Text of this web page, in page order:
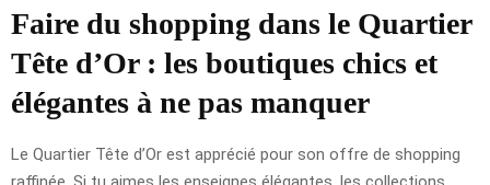
Faire du shopping dans le Quartier
Tête d’Or : les boutiques chics et
élégantes à ne pas manquer
Le Quartier Tête d’Or est apprécié pour son offre de shopping